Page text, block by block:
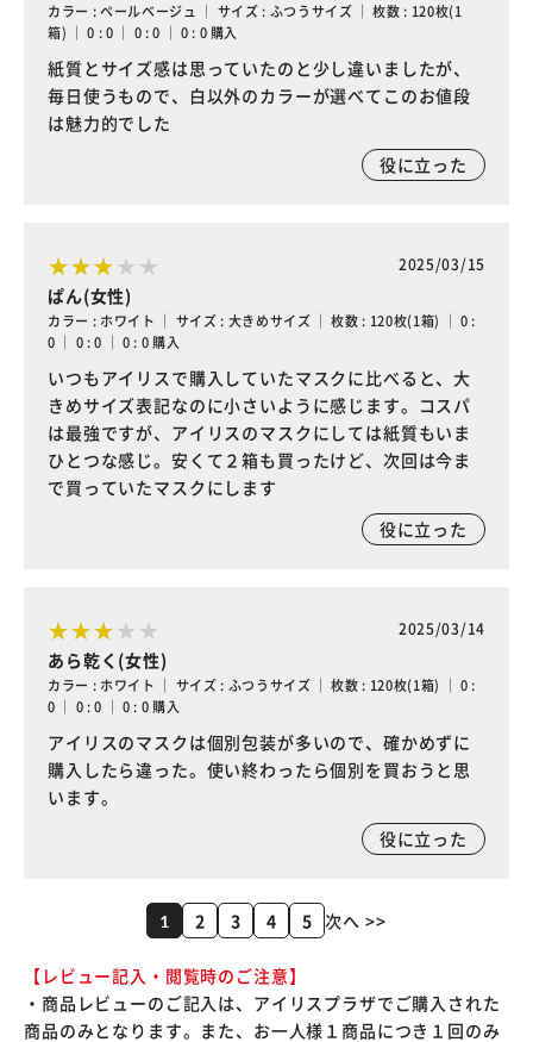
カラー : ペールベージュ ｜ サイズ : ふつうサイズ ｜ 枚数 : 120枚(1
箱) ｜ 0 : 0 ｜ 0 : 0 ｜ 0 : 0 購入
紙質とサイズ感は思っていたのと少し違いましたが、
毎日使うもので、白以外のカラーが選べてこのお値段
は魅力的でした
役に立った
2025/03/15
ぱん(女性)
カラー : ホワイト ｜ サイズ : 大きめサイズ ｜ 枚数 : 120枚(1箱) ｜ 0 :
0 ｜ 0 : 0 ｜ 0 : 0 購入
いつもアイリスで購入していたマスクに比べると、大
きめサイズ表記なのに小さいように感じます。コスパ
は最強ですが、アイリスのマスクにしては紙質もいま
ひとつな感じ。安くて２箱も買ったけど、次回は今ま
で買っていたマスクにします
役に立った
2025/03/14
あら乾く(女性)
カラー : ホワイト ｜ サイズ : ふつうサイズ ｜ 枚数 : 120枚(1箱) ｜ 0 :
0 ｜ 0 : 0 ｜ 0 : 0 購入
アイリスのマスクは個別包装が多いので、確かめずに
購入したら違った。使い終わったら個別を買おうと思
います。
役に立った
1 2 3 4 5 次へ >>
【レビュー記入・閲覧時のご注意】
・商品レビューのご記入は、アイリスプラザでご購入された
商品のみとなります。また、お一人様１商品につき１回のみ